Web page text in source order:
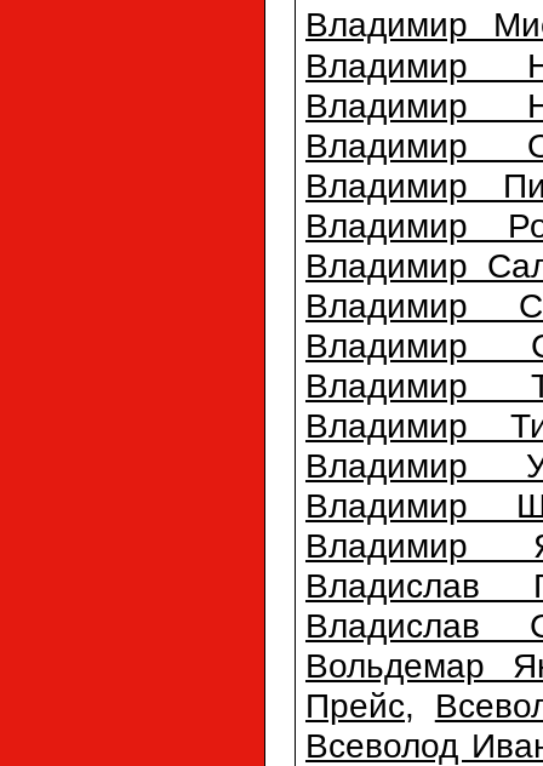
Владимир
Владимир
Владимир
Владимир
Владимир
Владимир
Владимир
Владимир
Владимир
Владимир
Владимир
Владимир
Владимир
Владимир
Владислав
Владислав
Вольдемар
Прейс,
Всеволод